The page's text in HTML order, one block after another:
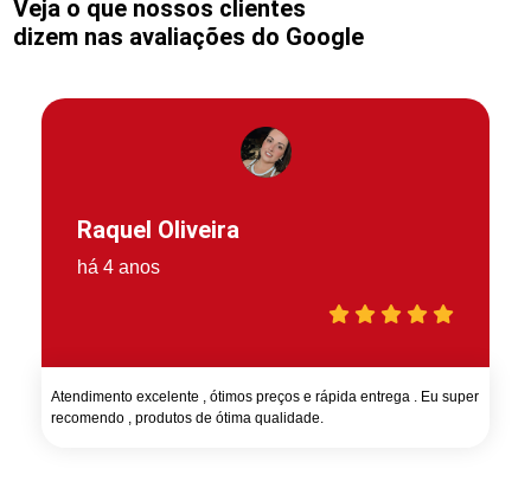
Veja o que nossos clientes
dizem nas avaliações do Google
Raquel Oliveira
há 4 anos
Atendimento excelente , ótimos preços e rápida entrega . Eu super
recomendo , produtos de ótima qualidade.